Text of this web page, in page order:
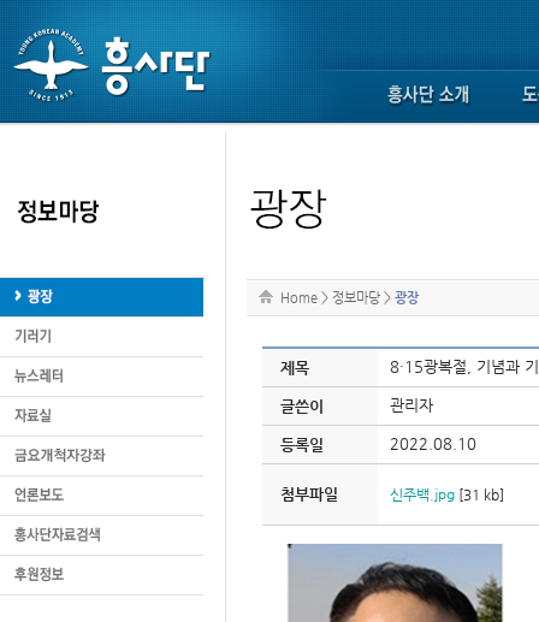
Home > 정보마당 > 광장
제목 8·15광복절, 기념과
글쓴이 관리자
등록일 2022.08.10
첨부파일 신주백.jpg[31 kb]